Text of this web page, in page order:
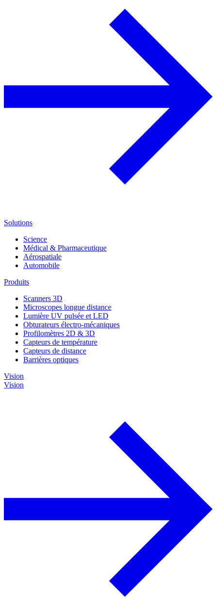
Solutions
Science
Médical & Pharmaceutique
Aérospatiale
Automobile
Produits
Scanners 3D
Microscopes longue distance
Lumière UV pulsée et LED
Obturateurs électro-mécaniques
Profilomètres 2D & 3D
Capteurs de température
Capteurs de distance
Barrières optiques
Vision
Vision